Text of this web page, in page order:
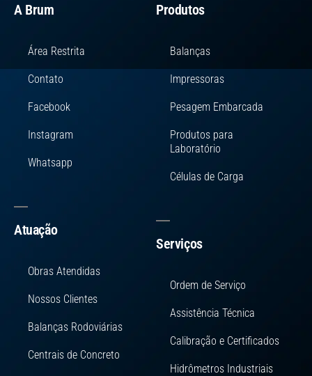
A Brum
Área Restrita
Contato
Facebook
Instagram
Whatsapp
Atuação
Obras Atendidas
Nossos Clientes
Balanças Rodoviárias
Centrais de Concreto
Produtos
Balanças
Impressoras
Pesagem Embarcada
Produtos para
Laboratório
Células de Carga
Serviços
Ordem de Serviço
Assistência Técnica
Calibração e Certificados
Hidrômetros Industriais